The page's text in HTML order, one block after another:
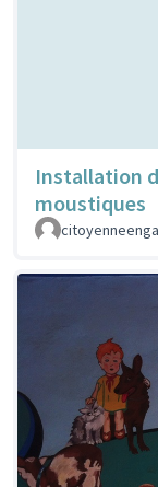
Installation
moustiques